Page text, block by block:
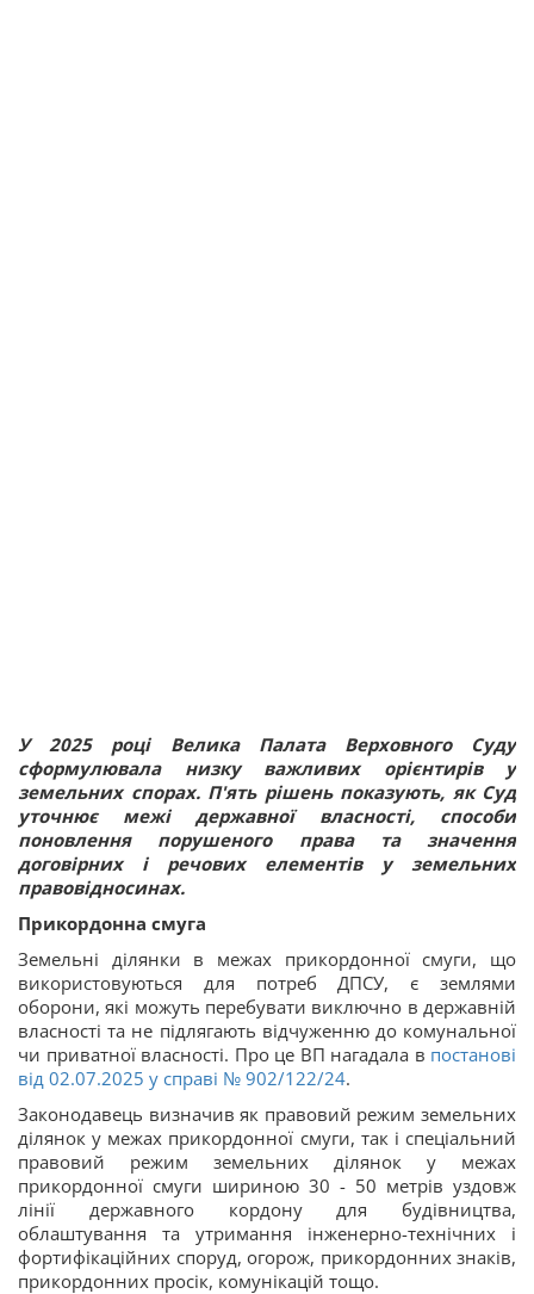
У 2025 році Велика Палата Верховного Суду
сформулювала низку важливих орієнтирів у
земельних спорах. П'ять рішень показують, як Суд
уточнює межі державної власності, способи
поновлення порушеного права та значення
договірних і речових елементів у земельних
правовідносинах.
Прикордонна смуга
Земельні ділянки в межах прикордонної смуги, що
використовуються для потреб ДПСУ, є землями
оборони, які можуть перебувати виключно в державній
власності та не підлягають відчуженню до комунальної
чи приватної власності. Про це ВП нагадала в постанові
від 02.07.2025 у справі № 902/122/24.
Законодавець визначив як правовий режим земельних
ділянок у межах прикордонної смуги, так і спеціальний
правовий режим земельних ділянок у межах
прикордонної смуги шириною 30 - 50 метрів уздовж
лінії державного кордону для будівництва,
облаштування та утримання інженерно-технічних і
фортифікаційних споруд, огорож, прикордонних знаків,
прикордонних просік, комунікацій тощо.